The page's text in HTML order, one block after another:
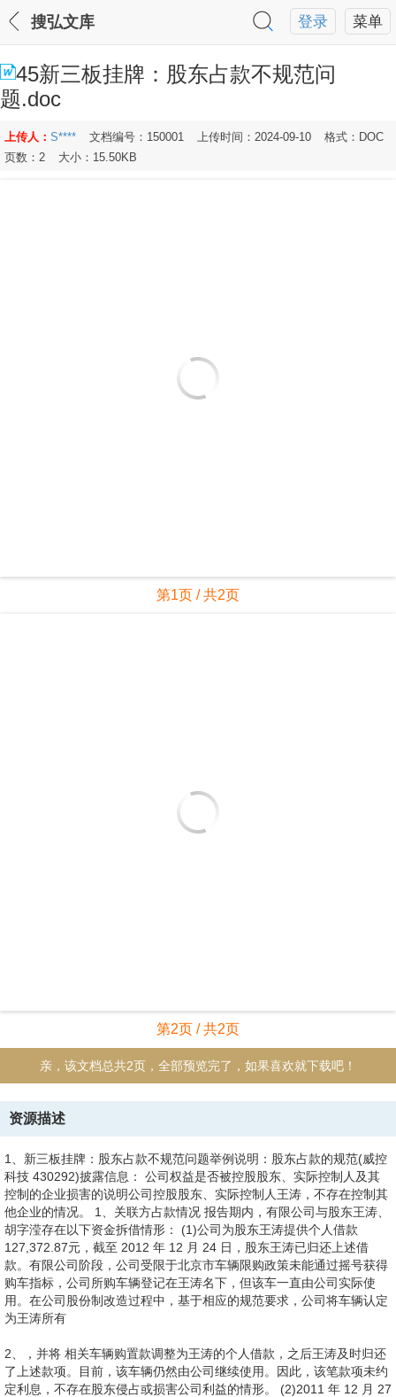
菜单
登录
搜弘文库
45新三板挂牌：股东占款不规范问
题.doc
上传人： S**** 文档编号：150001 上传时间：2024-09-10
格式：DOC
页数：2
大小：15.50KB
第1页 / 共2页
第2页 / 共2页
亲，该文档总共2页，全部预览完了，如果喜欢就下载吧！
资源描述
1、新三板挂牌：股东占款不规范问题举例说明：股东占款的规范(威控
科技 430292)披露信息： 公司权益是否被控股股东、实际控制人及其
控制的企业损害的说明公司控股股东、实际控制人王涛，不存在控制其
他企业的情况。 1、关联方占款情况 报告期内，有限公司与股东王涛、
胡字滢存在以下资金拆借情形： (1)公司为股东王涛提供个人借款
127,372.87元，截至 2012 年 12 月 24 日，股东王涛已归还上述借
款。有限公司阶段，公司受限于北京市车辆限购政策未能通过摇号获得
购车指标，公司所购车辆登记在王涛名下，但该车一直由公司实际使
用。在公司股份制改造过程中，基于相应的规范要求，公司将车辆认定
为王涛所有
2、，并将 相关车辆购置款调整为王涛的个人借款，之后王涛及时归还
了上述款项。目前，该车辆仍然由公司继续使用。因此，该笔款项未约
定利息，不存在股东侵占或损害公司利益的情形。 (2)2011 年 12 月 27